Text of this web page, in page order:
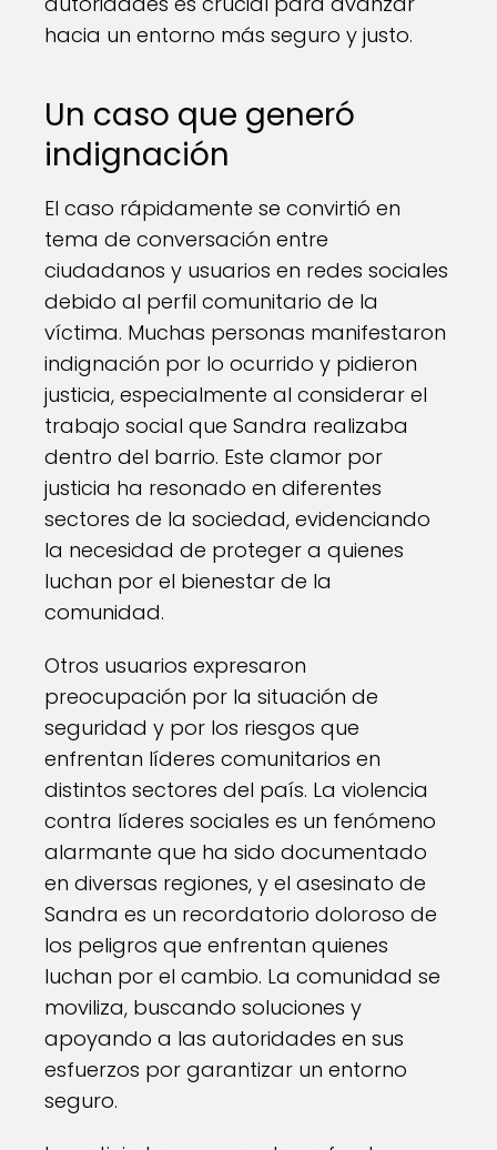
hacia un entorno más seguro y justo.
Un caso que generó
indignación
El caso rápidamente se convirtió en
tema de conversación entre
ciudadanos y usuarios en redes sociales
debido al perfil comunitario de la
víctima. Muchas personas manifestaron
indignación por lo ocurrido y pidieron
justicia, especialmente al considerar el
trabajo social que Sandra realizaba
dentro del barrio. Este clamor por
justicia ha resonado en diferentes
sectores de la sociedad, evidenciando
la necesidad de proteger a quienes
luchan por el bienestar de la
comunidad.
Otros usuarios expresaron
preocupación por la situación de
seguridad y por los riesgos que
enfrentan líderes comunitarios en
distintos sectores del país. La violencia
contra líderes sociales es un fenómeno
alarmante que ha sido documentado
en diversas regiones, y el asesinato de
Sandra es un recordatorio doloroso de
los peligros que enfrentan quienes
luchan por el cambio. La comunidad se
moviliza, buscando soluciones y
apoyando a las autoridades en sus
esfuerzos por garantizar un entorno
seguro.